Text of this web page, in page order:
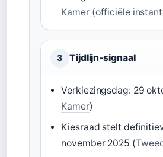
Kamer (officiële
3 Tijdlijn-signaal
Verkiezingsdag: 29
Kamer)
Kiesraad stelt
november 2025 (